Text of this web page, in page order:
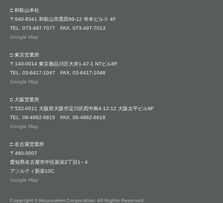
□ 和歌山本社
〒640-8341 和歌山市黒田99-12 寺本ビルⅡ 4F
TEL. 073-497-7077 FAX. 073-497-7013
Google Map
□ 東京営業所
〒140-0014 東京都品川区大井1-47-1 NTビル8F
TEL. 03-6417-1047 FAX. 03-6417-1048
Google Map
□ 大阪営業所
〒532-0011 大阪府大阪市淀川区西中島4-12-12 大阪太平ビル9F
TEL. 06-4862-6815 FAX. 06-4862-6816
Google Map
□ 名古屋営業所
〒460-0007
愛知県名古屋市中区新栄2丁目1−４
アソルティ新栄10C
Google Map
Copyright © Nousouken Corporation. All Rights Reserved.